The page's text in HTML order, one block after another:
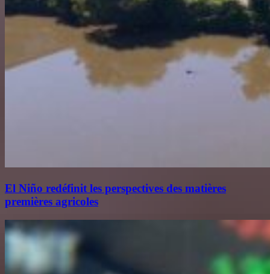
El Niño redéfinit les perspectives des matières
premières agricoles